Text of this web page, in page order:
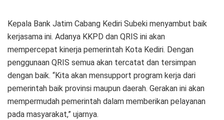
Kepala Bank Jatim Cabang Kediri Subeki menyambut baik
kerjasama ini. Adanya KKPD dan QRIS ini akan
mempercepat kinerja pemerintah Kota Kediri. Dengan
penggunaan QRIS semua akan tercatat dan tersimpan
dengan baik. “Kita akan mensupport program kerja dari
pemerintah baik provinsi maupun daerah. Gerakan ini akan
mempermudah pemerintah dalam memberikan pelayanan
pada masyarakat,” ujarnya.